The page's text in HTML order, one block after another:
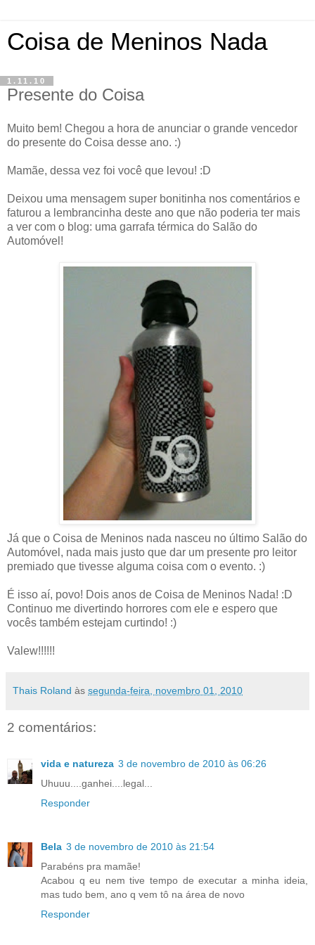
Coisa de Meninos Nada
1.11.10
Presente do Coisa
Muito bem! Chegou a hora de anunciar o grande vencedor
do presente do Coisa desse ano. :)
Mamãe, dessa vez foi você que levou! :D
Deixou uma mensagem super bonitinha nos comentários e
faturou a lembrancinha deste ano que não poderia ter mais
a ver com o blog: uma garrafa térmica do Salão do
Automóvel!
Já que o Coisa de Meninos nada nasceu no último Salão do
Automóvel, nada mais justo que dar um presente pro leitor
premiado que tivesse alguma coisa com o evento. :)
É isso aí, povo! Dois anos de Coisa de Meninos Nada! :D
Continuo me divertindo horrores com ele e espero que
vocês também estejam curtindo! :)
Valew!!!!!!
Thais Roland às segunda-feira, novembro 01, 2010
2 comentários:
vida e natureza 3 de novembro de 2010 às 06:26
Uhuuu....ganhei....legal...
Responder
Bela 3 de novembro de 2010 às 21:54
Parabéns pra mamãe!
Acabou q eu nem tive tempo de executar a minha ideia,
mas tudo bem, ano q vem tô na área de novo
Responder